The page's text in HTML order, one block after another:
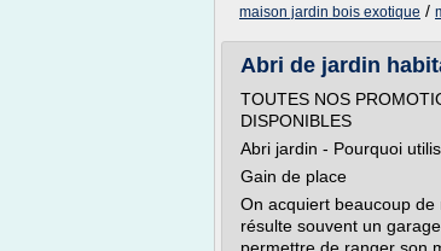
maison jardin bois exotique /
Abri de jardin
TOUTES NOS
DISPONIBLES
Abri jardin - Pourquoi
Gain de place
On acquiert beaucoup
résulte souvent un